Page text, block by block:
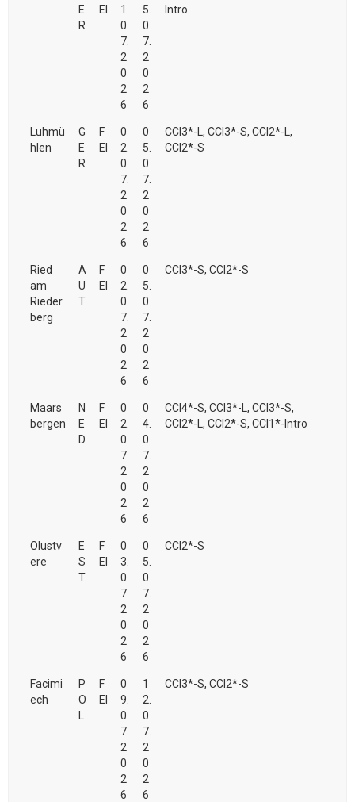
E
R
EI
1.
0
7.
2
0
2
6
5.
0
7.
2
0
2
6
Intro
Luhmü
hlen
G
E
R
F
EI
0
2.
0
7.
2
0
2
6
0
5.
0
7.
2
0
2
6
CCI3*-L, CCI3*-S, CCI2*-L,
CCI2*-S
Ried
am
Rieder
berg
A
U
T
F
EI
0
2.
0
7.
2
0
2
6
0
5.
0
7.
2
0
2
6
CCI3*-S, CCI2*-S
Maars
bergen
N
E
D
F
EI
0
2.
0
7.
2
0
2
6
0
4.
0
7.
2
0
2
6
CCI4*-S, CCI3*-L, CCI3*-S,
CCI2*-L, CCI2*-S, CCI1*-Intro
Olustv
ere
E
S
T
F
EI
0
3.
0
7.
2
0
2
6
0
5.
0
7.
2
0
2
6
CCI2*-S
Facimi
ech
P
O
F
EI
0
9.
0
7.
2
0
2
6
1
2.
0
7.
2
0
2
6
CCI3*-S, CCI2*-S